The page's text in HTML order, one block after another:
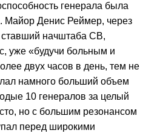
генерала была
Майор Денис Реймер, через
ставший начштаба СВ,
уже «будучи больным и
двух часов в день, тем не
намного больший объем
10 генералов за целый
но с большим резонансом
перед широкими